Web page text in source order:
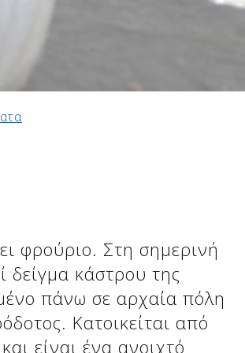
φρούριο. Στη σημερινή
δείγμα κάστρου της
πάνω σε αρχαία πόλη
Κατοικείται από
είναι ένα ανοιχτό